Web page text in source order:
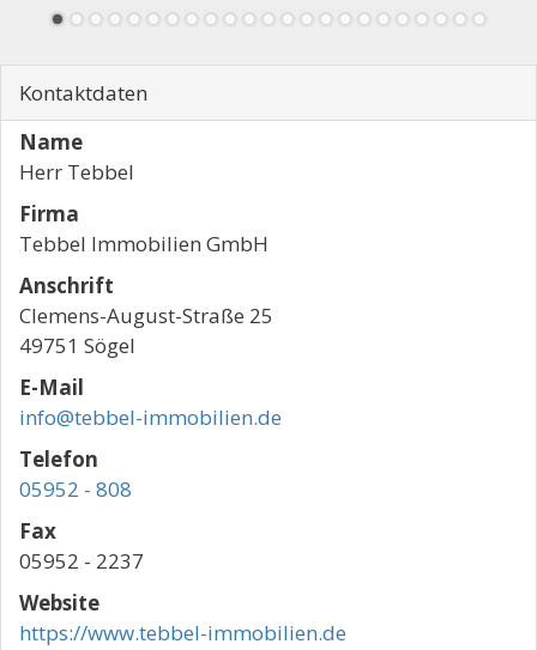
Kontaktdaten
Name
Herr Tebbel
Firma
Tebbel Immobilien GmbH
Anschrift
Clemens-August-Straße 25
49751 Sögel
E-Mail
info@tebbel-immobilien.de
Telefon
05952 - 808
Fax
05952 - 2237
Website
https://www.tebbel-immobilien.de